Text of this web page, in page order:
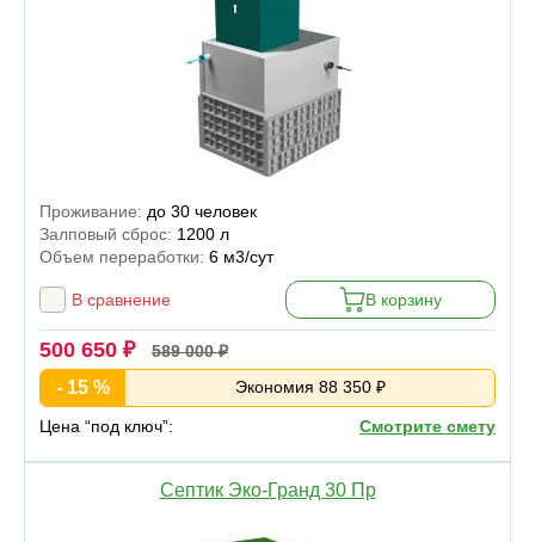
Проживание: до 30 человек
Залповый сброс: 1200 л
Объем переработки: 6 м3/сут
В сравнение В корзину
500 650 ₽ 589 000 ₽
- 15 % Экономия 88 350 ₽
Цена “под ключ”: Смотрите смету
Септик Эко-Гранд 30 Пр